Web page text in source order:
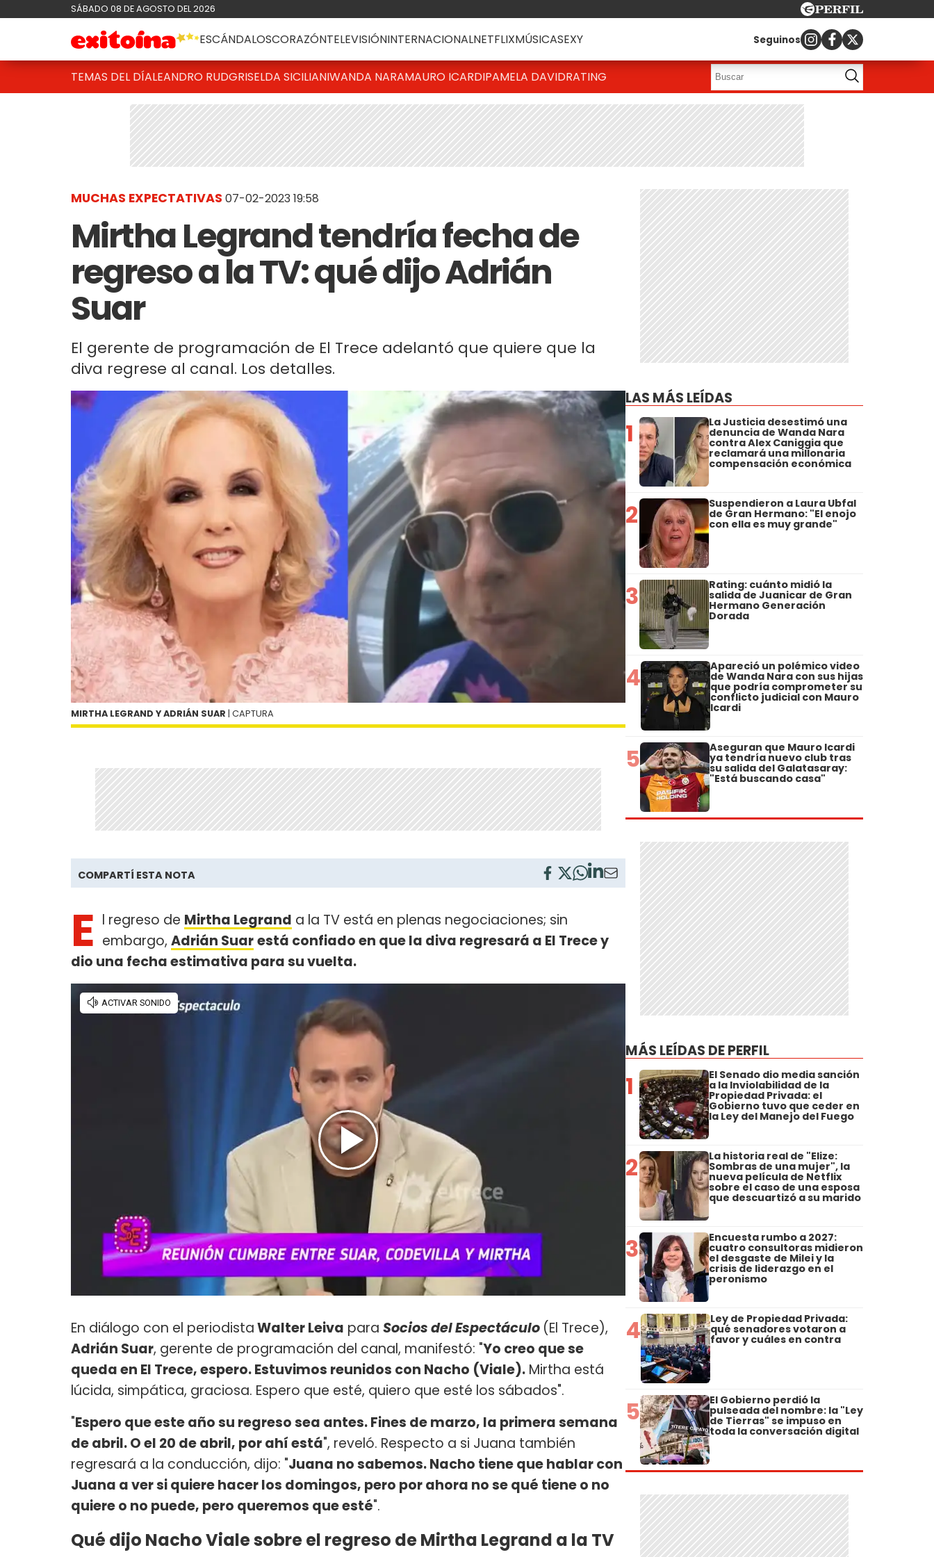
SÁBADO 08 DE AGOSTO DEL 2026
ESCÁNDALOSCORAZÓNTELEVISIÓNINTERNACIONALNETFLIXMÚSICASEXY Seguinos
TEMAS DEL DÍALEANDRO RUDGRISELDA SICILIANIWANDA NARAMAURO ICARDIPAMELA DAVIDRATING
MUCHAS EXPECTATIVAS 07-02-2023 19:58
Mirtha Legrand tendría fecha de
regreso a la TV: qué dijo Adrián
Suar
El gerente de programación de El Trece adelantó que quiere que la
diva regrese al canal. Los detalles.
MIRTHA LEGRAND Y ADRIÁN SUAR | CAPTURA
COMPARTÍ ESTA NOTA
E l regreso de Mirtha Legrand a la TV está en plenas negociaciones; sin
embargo, Adrián Suarestá confiado en que la diva regresará a El Trece y
dio una fecha estimativa para su vuelta.
En diálogo con el periodistaWalter Leiva para Socios del Espectáculo (El Trece),
Adrián Suar, gerente de programación del canal, manifestó: "Yo creo que se
queda en El Trece, espero. Estuvimos reunidos con Nacho (Viale). Mirtha está
lúcida, simpática, graciosa. Espero que esté, quiero que esté los sábados".
"Espero que este año su regreso sea antes. Fines de marzo, la primera semana
de abril. O el 20 de abril, por ahí está", reveló. Respecto a si Juana también
regresará a la conducción, dijo: "Juana no sabemos. Nacho tiene que hablar con
Juana a ver si quiere hacer los domingos, pero por ahora no se qué tiene o no
quiere o no puede, pero queremos que esté".
Qué dijo Nacho Viale sobre el regreso de Mirtha Legrand a la TV
LAS MÁS LEÍDAS
1 La Justicia desestimó una
denuncia de Wanda Nara
contra Alex Caniggia que
reclamará una millonaria
compensación económica
2 Suspendieron a Laura Ubfal
de Gran Hermano: "El enojo
con ella es muy grande"
3 Rating: cuánto midió la
salida de Juanicar de Gran
Hermano Generación
Dorada
4 Apareció un polémico video
de Wanda Nara con sus hijas
que podría comprometer su
conflicto judicial con Mauro
Icardi
5 Aseguran que Mauro Icardi
ya tendría nuevo club tras
su salida del Galatasaray:
"Está buscando casa"
MÁS LEÍDAS DE PERFIL
1 El Senado dio media sanción
a la Inviolabilidad de la
Propiedad Privada: el
Gobierno tuvo que ceder en
la Ley del Manejo del Fuego
2 La historia real de "Elize:
Sombras de una mujer", la
nueva película de Netflix
sobre el caso de una esposa
que descuartizó a su marido
3 Encuesta rumbo a 2027:
cuatro consultoras midieron
el desgaste de Milei y la
crisis de liderazgo en el
peronismo
4 Ley de Propiedad Privada:
qué senadores votaron a
favor y cuáles en contra
5 El Gobierno perdió la
pulseada del nombre: la "Ley
de Tierras" se impuso en
toda la conversación digital